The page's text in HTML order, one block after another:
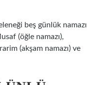
beş günlük namazı
(öğle namazı),
(akşam namazı) ve